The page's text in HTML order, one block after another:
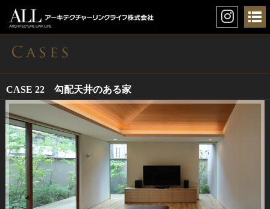
CASE 22 勾配天井のある家